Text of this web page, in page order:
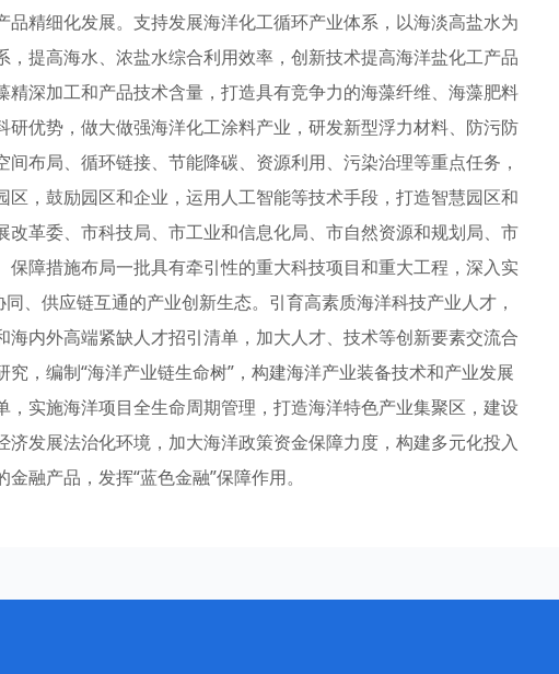
精细化发展。支持发展海洋化工循环产业体系，以海淡高盐水为
提高海水、浓盐水综合利用效率，创新技术提高海洋盐化工产品
深加工和产品技术含量，打造具有竞争力的海藻纤维、海藻肥料
优势，做大做强海洋化工涂料产业，研发新型浮力材料、防污防
布局、循环链接、节能降碳、资源利用、污染治理等重点任务，
，鼓励园区和企业，运用人工智能等技术手段，打造智慧园区和
革委、市科技局、市工业和信息化局、市自然资源和规划局、市
障措施布局一批具有牵引性的重大科技项目和重大工程，深入实
、供应链互通的产业创新生态。引育高素质海洋科技产业人才，
内外高端紧缺人才招引清单，加大人才、技术等创新要素交流合
，编制“海洋产业链生命树”，构建海洋产业装备技术和产业发展
实施海洋项目全生命周期管理，打造海洋特色产业集聚区，建设
发展法治化环境，加大海洋政策资金保障力度，构建多元化投入
融产品，发挥“蓝色金融”保障作用。